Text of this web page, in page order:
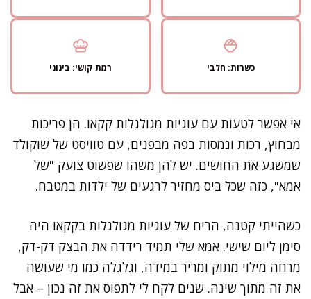
כשרות: חלבי רמת קושי: בינוני
אי אפשר לטעות עם עוגיות מגולגלות קקאו. הן פריכות
מבחוץ, רכות ונמסות בפה מבפנים, עם טוויסט של שוקולד
שמשגע את החושים. יש להן משהו שפשוט צועק "של
אמא", כזה שכל ביס מחזיר לרגעים של ילדות במטבח.
כשהייתי קטנה, הריח של עוגיות מגולגלות בקקאו היה
סימן ליום שישי. אמא שלי תמיד רידדה את הבצק דק-דק,
מרחה מילוי מתוק ומריר במידה, וגלגלה כמו מי שעושה
את זה מתוך שינה. שנים לקח לי לתפוס את זה נכון – אבל